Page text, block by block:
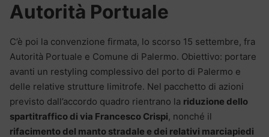
Autorità Portuale
C’è poi la convenzione firmata, lo scorso 15 settembre, fra
Autorità Portuale e Comune di Palermo. Obiettivo: portare
avanti un restyling complessivo del porto di Palermo e
delle relative strutture limitrofe. Nel pacchetto di azioni
previsto dall’accordo quadro rientrano la riduzione dello
spartitraffico di via Francesco Crispi, nonché il
rifacimento del manto stradale e dei relativi marciapiedi